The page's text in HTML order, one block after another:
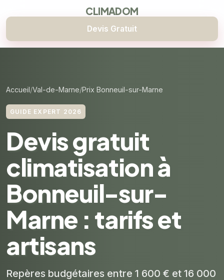
CLIMADOM
Devis Gratuit
Accueil Val-de-Marne Prix Bonneuil-sur-Marne
GUIDE EXPERT 2026
Devis gratuit
climatisation à
Bonneuil-sur-
Marne : tarifs et
artisans
Repères budgétaires entre 1 600 € et 16 000